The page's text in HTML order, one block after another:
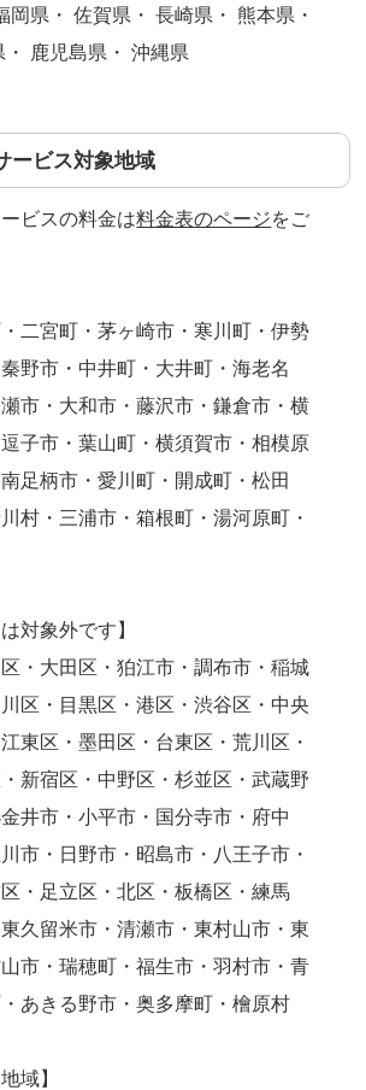
岡県・ 佐賀県・ 長崎県・ 熊本県・
鹿児島県・ 沖縄県
ービス対象地域
ビスの料金は料金表のページをご
二宮町・茅ヶ崎市・寒川町・伊勢
野市・中井町・大井町・海老名
市・大和市・藤沢市・鎌倉市・横
子市・葉山町・横須賀市・相模原
足柄市・愛川町・開成町・松田
村・三浦市・箱根町・湯河原町・
対象外です】
・大田区・狛江市・調布市・稲城
区・目黒区・港区・渋谷区・中央
東区・墨田区・台東区・荒川区・
新宿区・中野区・杉並区・武蔵野
井市・小平市・国分寺市・府中
市・日野市・昭島市・八王子市・
・足立区・北区・板橋区・練馬
久留米市・清瀬市・東村山市・東
市・瑞穂町・福生市・羽村市・青
あきる野市・奥多摩町・檜原村
域】